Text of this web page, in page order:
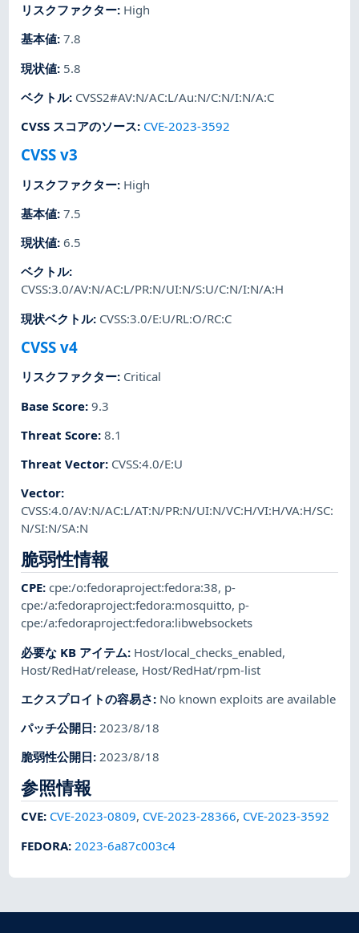
リスクファクター: High
基本値:7.8
現状値: 5.8
ベクトル: CVSS2#AV:N/AC:L/Au:N/C:N/I:N/A:C
CVSS スコアのソース: CVE-2023-3592
CVSS v3
リスクファクター: High
基本値:7.5
現状値:6.5
ベクトル:
CVSS:3.0/AV:N/AC:L/PR:N/UI:N/S:U/C:N/I:N/A:H
現状ベクトル: CVSS:3.0/E:U/RL:O/RC:C
CVSS v4
リスクファクター: Critical
Base Score:9.3
Threat Score:8.1
Threat Vector: CVSS:4.0/E:U
Vector:
CVSS:4.0/AV:N/AC:L/AT:N/PR:N/UI:N/VC:H/VI:H/VA:H/SC:
N/SI:N/SA:N
脆弱性情報
CPE:cpe:/o:fedoraproject:fedora:38, p-
cpe:/a:fedoraproject:fedora:mosquitto, p-
cpe:/a:fedoraproject:fedora:libwebsockets
必要な KB アイテム: Host/local_checks_enabled,
Host/RedHat/release, Host/RedHat/rpm-list
エクスプロイトの容易さ: No known exploits are available
パッチ公開日:2023/8/18
脆弱性公開日:2023/8/18
参照情報
CVE: CVE-2023-0809, CVE-2023-28366, CVE-2023-3592
FEDORA: 2023-6a87c003c4